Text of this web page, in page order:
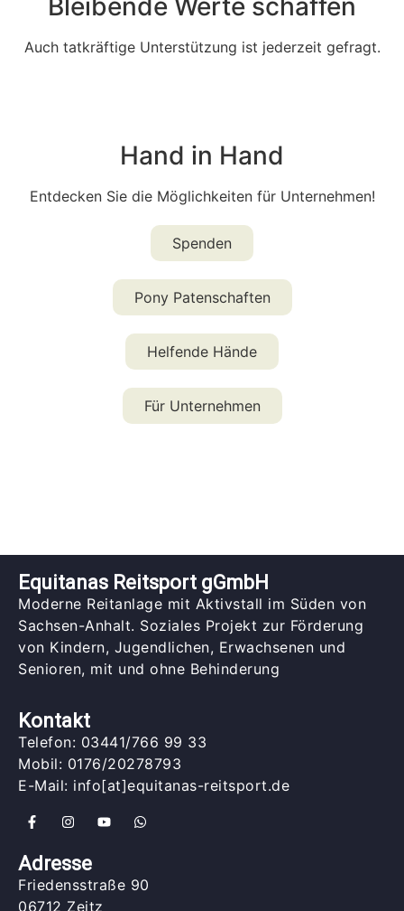
Bleibende Werte schaffen
Auch tatkräftige Unterstützung ist jederzeit gefragt.
Hand in Hand
Entdecken Sie die Möglichkeiten für Unternehmen!
Spenden
Pony Patenschaften
Helfende Hände
Für Unternehmen
Equitanas Reitsport gGmbH
Moderne Reitanlage mit Aktivstall im Süden von
Sachsen-Anhalt. Soziales Projekt zur Förderung
von Kindern, Jugendlichen, Erwachsenen und
Senioren, mit und ohne Behinderung
Kontakt
Telefon: 03441/766 99 33
Mobil: 0176/20278793
E-Mail: info[at]equitanas-reitsport.de
Adresse
Friedensstraße 90
06712 Zeitz